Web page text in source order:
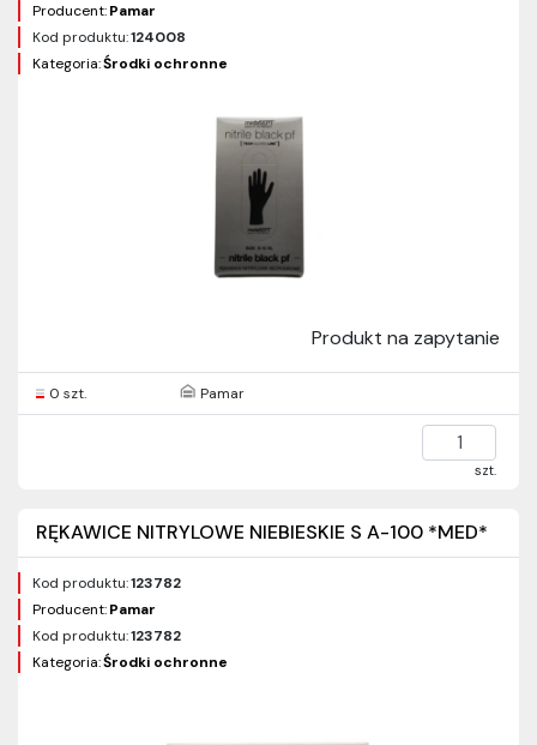
Producent:Pamar
Kod produktu:124008
Kategoria:Środki ochronne
Produkt na zapytanie
0 szt. Pamar
szt.
RĘKAWICE NITRYLOWE NIEBIESKIE S A-100 *MED*
Kod produktu:123782
Producent:Pamar
Kod produktu:123782
Kategoria:Środki ochronne